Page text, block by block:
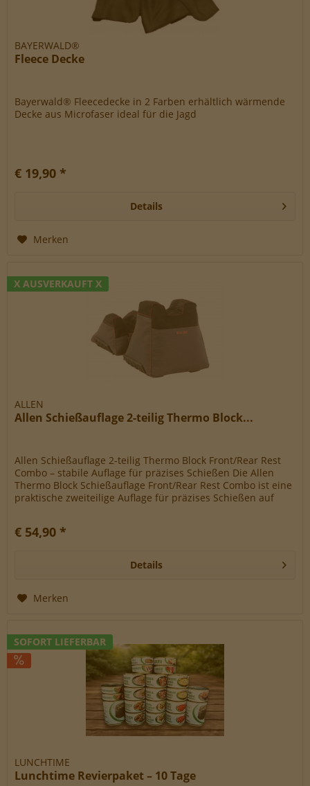
BAYERWALD®
Fleece Decke
Bayerwald® Fleecedecke in 2 Farben erhältlich wärmende
Decke aus Microfaser ideal für die Jagd
€ 19,90 *
Details
Merken
X AUSVERKAUFT X
ALLEN
Allen Schießauflage 2-teilig Thermo Block...
Allen Schießauflage 2-teilig Thermo Block Front/Rear Rest
Combo – stabile Auflage für präzises Schießen Die Allen
Thermo Block Schießauflage Front/Rear Rest Combo ist eine
praktische zweiteilige Auflage für präzises Schießen auf
€ 54,90 *
Details
Merken
SOFORT LIEFERBAR
LUNCHTIME
Lunchtime Revierpaket – 10 Tage